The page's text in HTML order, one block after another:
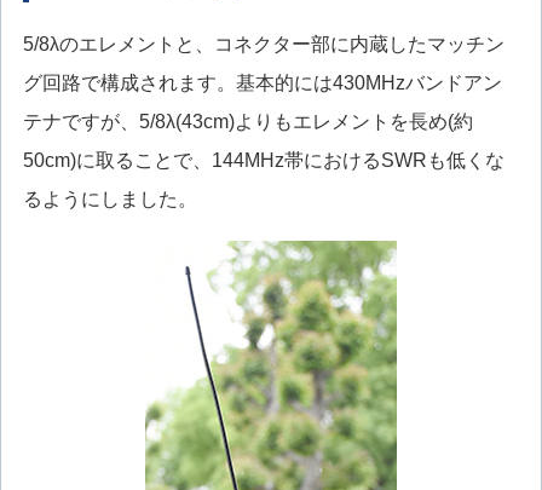
5/8λのエレメントと、コネクター部に内蔵したマッチン
グ回路で構成されます。基本的には430MHzバンドアン
テナですが、5/8λ(43cm)よりもエレメントを長め(約
50cm)に取ることで、144MHz帯におけるSWRも低くな
るようにしました。